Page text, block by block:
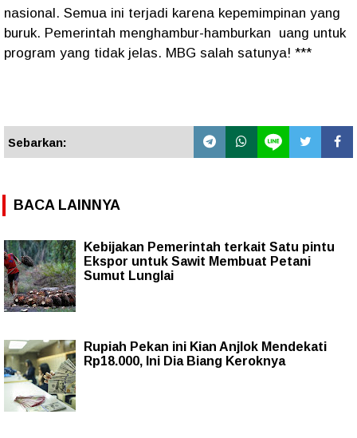
nasional. Semua ini terjadi karena kepemimpinan yang
buruk. Pemerintah menghambur-hamburkan
uang untuk
program yang tidak jelas. MBG salah satunya! ***
Sebarkan:
BACA LAINNYA
Kebijakan Pemerintah terkait Satu pintu
Ekspor untuk Sawit Membuat Petani
Sumut Lunglai
Rupiah Pekan ini Kian Anjlok Mendekati
Rp18.000, Ini Dia Biang Keroknya